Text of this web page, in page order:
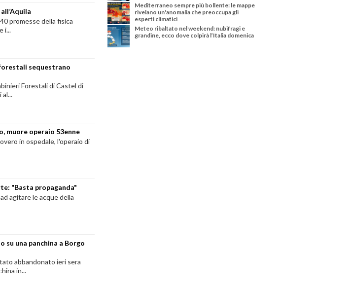
promesse della fisica
i...
sequestrano
Forestali di Castel di
muore operaio 53enne
in ospedale, l'operaio di
"Basta propaganda"
agitare le acque della
su una panchina a Borgo
abbandonato ieri sera
in...
Mediterraneo sempre più bollente: le mappe
rivelano un'anomalia che preoccupa gli
esperti climatici
Meteo ribaltato nel weekend: nubifragi e
grandine, ecco dove colpirà l’Italia domenica